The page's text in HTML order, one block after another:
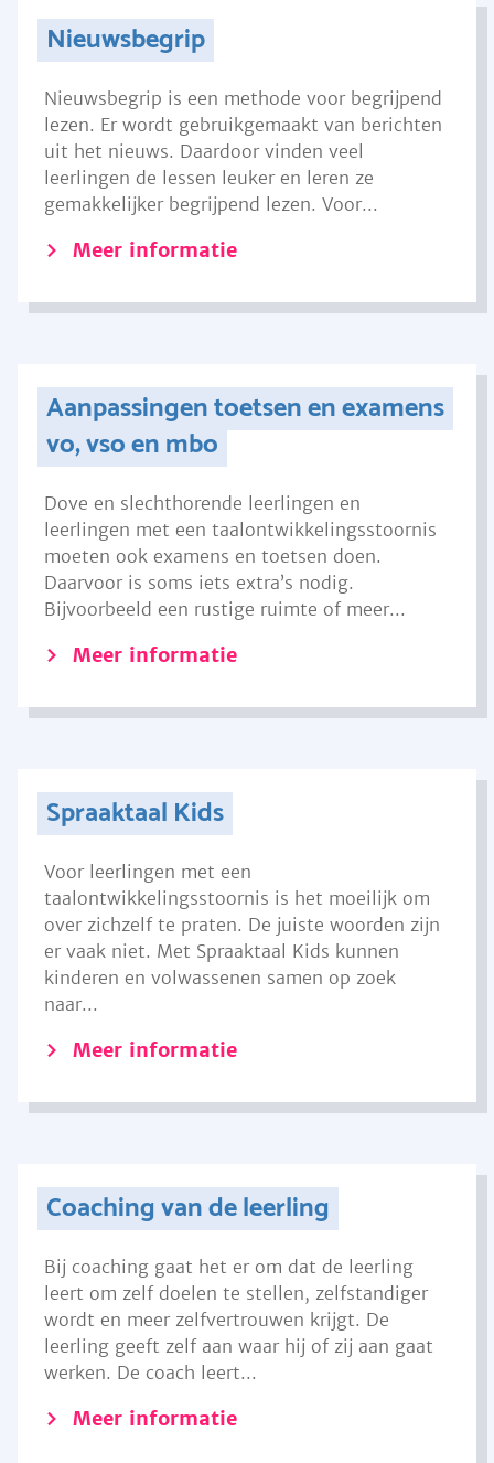
Nieuwsbegrip
Nieuwsbegrip is een methode voor begrijpend
lezen. Er wordt gebruikgemaakt van berichten
uit het nieuws. Daardoor vinden veel
leerlingen de lessen leuker en leren ze
gemakkelijker begrijpend lezen. Voor...
Meer informatie
Aanpassingen toetsen en examens
vo, vso en mbo
Dove en slechthorende leerlingen en
leerlingen met een taalontwikkelingsstoornis
moeten ook examens en toetsen doen.
Daarvoor is soms iets extra’s nodig.
Bijvoorbeeld een rustige ruimte of meer...
Meer informatie
Spraaktaal Kids
Voor leerlingen met een
taalontwikkelingsstoornis is het moeilijk om
over zichzelf te praten. De juiste woorden zijn
er vaak niet. Met Spraaktaal Kids kunnen
kinderen en volwassenen samen op zoek
naar...
Meer informatie
Coaching van de leerling
Bij coaching gaat het er om dat de leerling
leert om zelf doelen te stellen, zelfstandiger
wordt en meer zelfvertrouwen krijgt. De
leerling geeft zelf aan waar hij of zij aan gaat
werken. De coach leert...
Meer informatie